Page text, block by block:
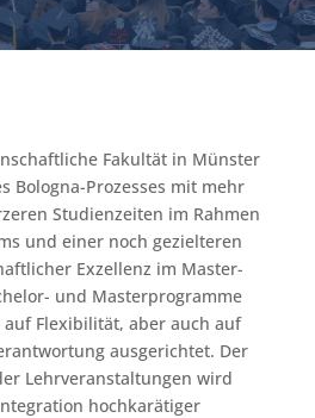
Fakultät in Münster
Bologna-Prozesses mit mehr
Studienzeiten im Rahmen
und einer noch gezielteren
Exzellenz im Master-
und Masterprogramme
Flexibilität, aber auch auf
ausgerichtet. Der
Lehrveranstaltungen wird
hochkarätiger